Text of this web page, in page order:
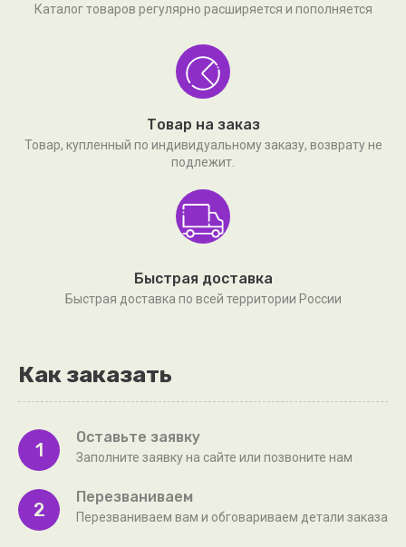
Каталог товаров регулярно расширяется и пополняется
Товар на заказ
Товар, купленный по индивидуальному заказу, возврату не
подлежит.
Быстрая доставка
Быстрая доставка по всей территории России
Как заказать
1
Оставьте заявку
Заполните заявку на сайте или позвоните нам
2
Перезваниваем
Перезваниваем вам и обговариваем детали заказа